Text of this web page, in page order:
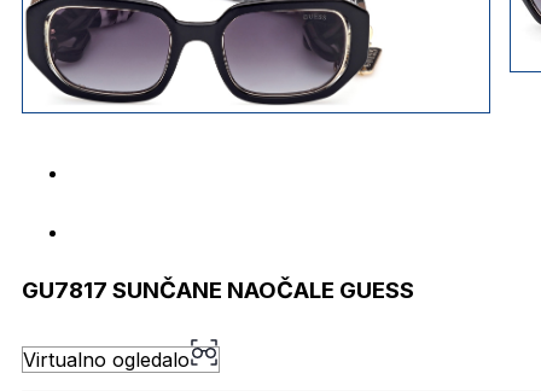
GU7817 SUNČANE NAOČALE GUESS
Virtualno ogledalo